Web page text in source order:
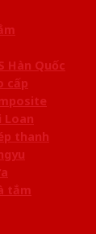
Hàn Quốc
cấp
Loan
thanh
tắm